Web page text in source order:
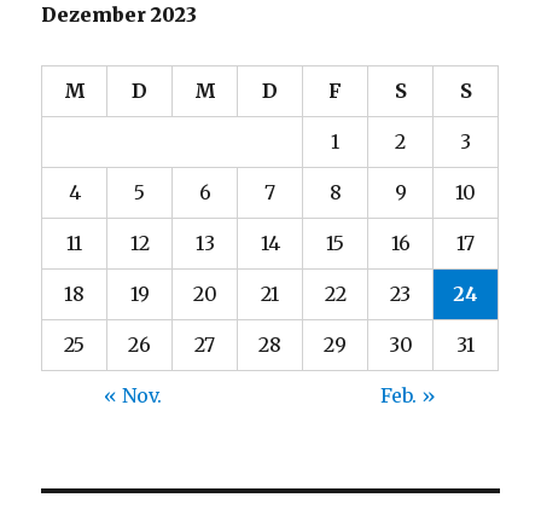
Dezember 2023
M D M D F S S
1 2 3
4 5 6 7 8 9 10
11 12 13 14 15 16 17
18 19 20 21 22 23 24
25 26 27 28 29 30 31
« Nov. Feb. »